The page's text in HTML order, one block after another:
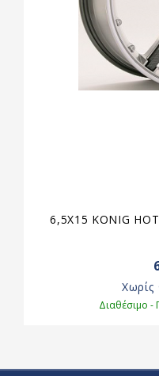
6,5X15 KONIG
Διαθέσιμο -